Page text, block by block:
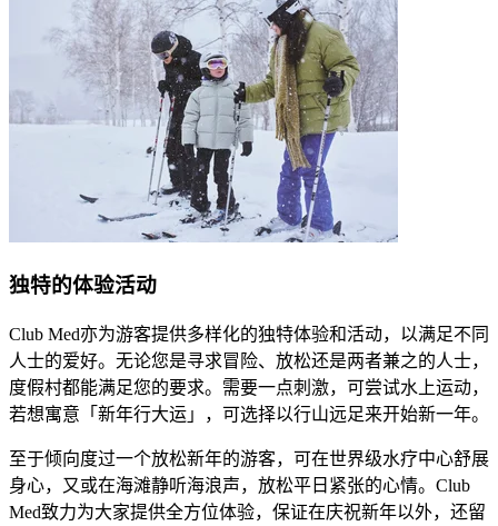
​​独特的体验活动​
​​Club Med亦为游客提供多样化的独特体验和活动，以满足不同
人士的爱好。无论您是寻求冒险、放松还是两者兼之的人士，
度假村都能满足您的要求。需要一点刺激，可尝试水上运动，
若想寓意「新年行大运」，可选择以行山远足来开始新一年。​
​​至于倾向度过一个放松新年的游客，可在世界级水疗中心舒展
身心，又或在海滩静听海浪声，放松平日紧张的心情。Club
Med致力为大家提供全方位体验，保证在庆祝新年以外，还留